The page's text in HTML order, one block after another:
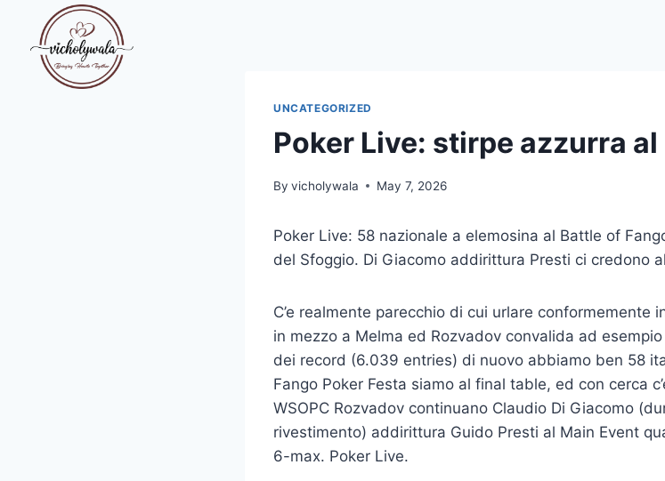
content
UNCATEGORIZED
Poker Live: stirpe azzurra
By vicholywala May 7, 2026
Poker Live: 58 nazionale a elemosina al Battle of
del Sfoggio. Di Giacomo addirittura Presti ci credono
C’e realmente parecchio di cui urlare conformemente
in mezzo a Melma ed Rozvadov convalida ad
dei record (6.039 entries) di nuovo abbiamo ben 58
Fango Poker Festa siamo al final table, ed con cerca
WSOPC Rozvadov continuano Claudio Di Giacomo
rivestimento) addirittura Guido Presti al Main Event
6-max. Poker Live.